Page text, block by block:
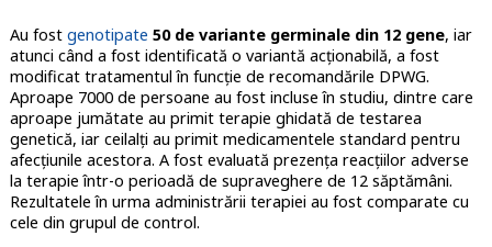
Au fost genotipate 50 de variante germinale din 12 gene, iar
atunci când a fost identificată o variantă acţionabilă, a fost
modificat tratamentul în funcţie de recomandările DPWG.
Aproape 7000 de persoane au fost incluse în studiu, dintre care
aproape jumătate au primit terapie ghidată de testarea
genetică, iar ceilalţi au primit medicamentele standard pentru
afecţiunile acestora. A fost evaluată prezenţa reacţiilor adverse
la terapie într-o perioadă de supraveghere de 12 săptămâni.
Rezultatele în urma administrării terapiei au fost comparate cu
cele din grupul de control.